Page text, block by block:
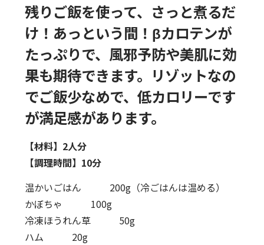
残りご飯を使って、さっと煮るだ
け！あっという間！βカロテンが
たっぷりで、風邪予防や美肌に効
果も期待できます。リゾットなの
でご飯少なめで、低カロリーです
が満足感があります。
【材料】2人分
【調理時間】10分
温かいごはん 200g（冷ごはんは温める）
かぼちゃ 100g
冷凍ほうれん草 50g
ハム 20g